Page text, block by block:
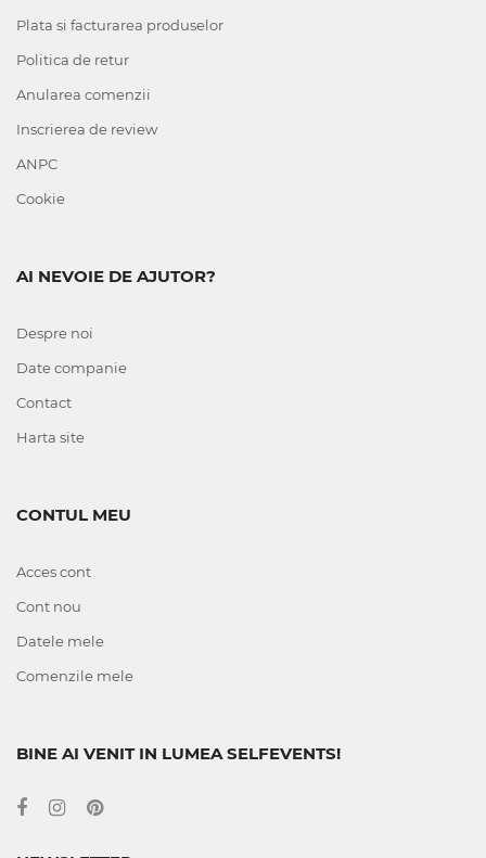
Plata si facturarea produselor
Politica de retur
Anularea comenzii
Inscrierea de review
ANPC
Cookie
AI NEVOIE DE AJUTOR?
Despre noi
Date companie
Contact
Harta site
CONTUL MEU
Acces cont
Cont nou
Datele mele
Comenzile mele
BINE AI VENIT IN LUMEA SELFEVENTS!